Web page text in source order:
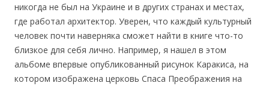
никогда не был на Украине и в других странах и местах,
где работал архитектор. Уверен, что каждый культурный
человек почти наверняка сможет найти в книге что-то
близкое для себя лично. Например, я нашел в этом
альбоме впервые опубликованный рисунок Каракиса, на
котором изображена церковь Спаса Преображения на